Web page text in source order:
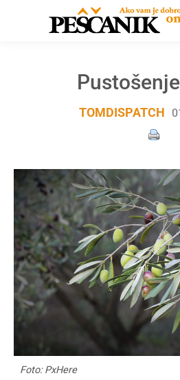
TOMDISPATCH
Foto: PxHere